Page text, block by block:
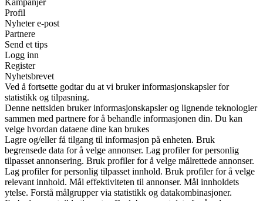
Kampanjer
Profil
Nyheter e-post
Partnere
Send et tips
Logg inn
Register
Nyhetsbrevet
Ved å fortsette godtar du at vi bruker informasjonskapsler for
statistikk og tilpasning.
Denne nettsiden bruker informasjonskapsler og lignende teknologier
sammen med partnere for å behandle informasjonen din. Du kan
velge hvordan dataene dine kan brukes
Lagre og/eller få tilgang til informasjon på enheten. Bruk
begrensede data for å velge annonser. Lag profiler for personlig
tilpasset annonsering. Bruk profiler for å velge målrettede annonser.
Lag profiler for personlig tilpasset innhold. Bruk profiler for å velge
relevant innhold. Mål effektiviteten til annonser. Mål innholdets
ytelse. Forstå målgrupper via statistikk og datakombinasjoner.